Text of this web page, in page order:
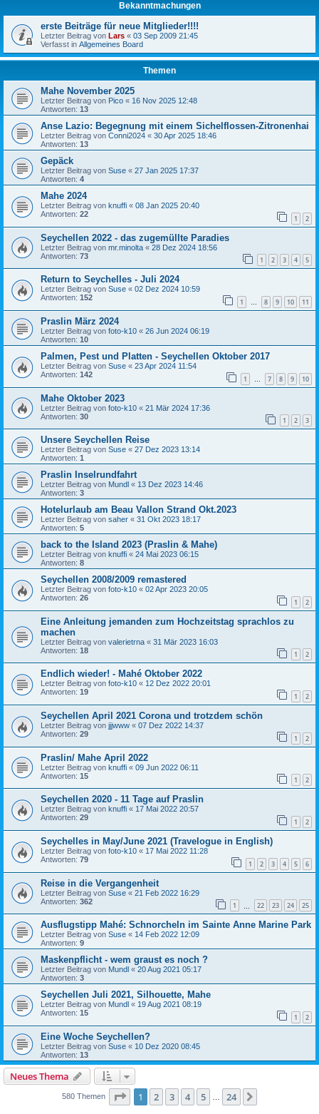
Bekanntmachungen
erste Beiträge für neue Mitglieder!!!!
Letzter Beitrag von Lars « 03 Sep 2009 21:45
Verfasst in Allgemeines Board
Themen
Mahe November 2025
Letzter Beitrag von Pico « 16 Nov 2025 12:48
Antworten: 13
Anse Lazio: Begegnung mit einem Sichelflossen-Zitronenhai
Letzter Beitrag von Conni2024 « 30 Apr 2025 18:46
Antworten: 13
Gepäck
Letzter Beitrag von Suse « 27 Jan 2025 17:37
Antworten: 4
Mahe 2024
Letzter Beitrag von knuffi « 08 Jan 2025 20:40
Antworten: 22 1 2
Seychellen 2022 - das zugemüllte Paradies
Letzter Beitrag von mr.minolta « 28 Dez 2024 18:56
Antworten: 73 1 2 3 4 5
Return to Seychelles - Juli 2024
Letzter Beitrag von Suse « 02 Dez 2024 10:59
Antworten: 152 1 … 8 9 10 11
Praslin März 2024
Letzter Beitrag von foto-k10 « 26 Jun 2024 06:19
Antworten: 10
Palmen, Pest und Platten - Seychellen Oktober 2017
Letzter Beitrag von Suse « 23 Apr 2024 11:54
Antworten: 142 1 … 7 8 9 10
Mahe Oktober 2023
Letzter Beitrag von foto-k10 « 21 Mär 2024 17:36
Antworten: 30 1 2 3
Unsere Seychellen Reise
Letzter Beitrag von Suse « 27 Dez 2023 13:14
Antworten: 1
Praslin Inselrundfahrt
Letzter Beitrag von Mundl « 13 Dez 2023 14:46
Antworten: 3
Hotelurlaub am Beau Vallon Strand Okt.2023
Letzter Beitrag von saher « 31 Okt 2023 18:17
Antworten: 5
back to the Island 2023 (Praslin & Mahe)
Letzter Beitrag von knuffi « 24 Mai 2023 06:15
Antworten: 8
Seychellen 2008/2009 remastered
Letzter Beitrag von foto-k10 « 02 Apr 2023 20:05
Antworten: 26 1 2
Eine Anleitung jemanden zum Hochzeitstag sprachlos zu
machen
Letzter Beitrag von valerietrna « 31 Mär 2023 16:03
Antworten: 18 1 2
Endlich wieder! - Mahé Oktober 2022
Letzter Beitrag von foto-k10 « 12 Dez 2022 20:01
Antworten: 19 1 2
Seychellen April 2021 Corona und trotzdem schön
Letzter Beitrag von jjjwww « 07 Dez 2022 14:37
Antworten: 29 1 2
Praslin/ Mahe April 2022
Letzter Beitrag von knuffi « 09 Jun 2022 06:11
Antworten: 15 1 2
Seychellen 2020 - 11 Tage auf Praslin
Letzter Beitrag von knuffi « 17 Mai 2022 20:57
Antworten: 29 1 2
Seychelles in May/June 2021 (Travelogue in English)
Letzter Beitrag von foto-k10 « 17 Mai 2022 11:28
Antworten: 79 1 2 3 4 5 6
Reise in die Vergangenheit
Letzter Beitrag von Suse « 21 Feb 2022 16:29
Antworten: 362 1 22 23 24 25
Ausflugstipp Mahé: Schnorcheln im Sainte Anne Marine Park
Letzter Beitrag von Suse « 14 Feb 2022 12:09
Antworten: 9
Maskenpflicht - wem graust es noch ?
Letzter Beitrag von Mundl « 20 Aug 2021 05:17
Antworten: 3
Seychellen Juli 2021, Silhouette, Mahe
Letzter Beitrag von Mundl « 19 Aug 2021 08:19
Antworten: 15 1 2
Eine Woche Seychellen?
Letzter Beitrag von Suse « 10 Dez 2020 08:45
Antworten: 13
Neues Thema
580 Themen Seite 1von 24
1 2 3 4 5 24